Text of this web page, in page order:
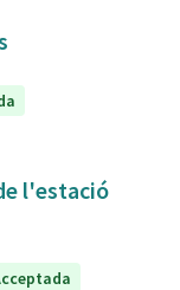
l'estació